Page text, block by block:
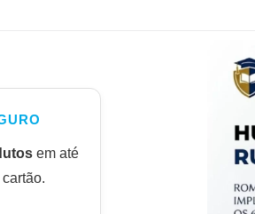
em até
cartão.